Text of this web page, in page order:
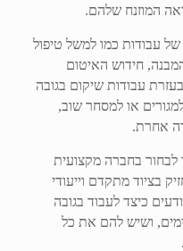
המוזנח שלהם.
של עבודות כמו למשל טיפול
חידוש האיטום
בעזרת עבודות שיקום בגובה
או למסחר שוב,
אחרת.
לבחור בחברה מקצועית
בציוד מתקדם וייעודי
כיצד לעבוד בגובה
ושיש להם את כל